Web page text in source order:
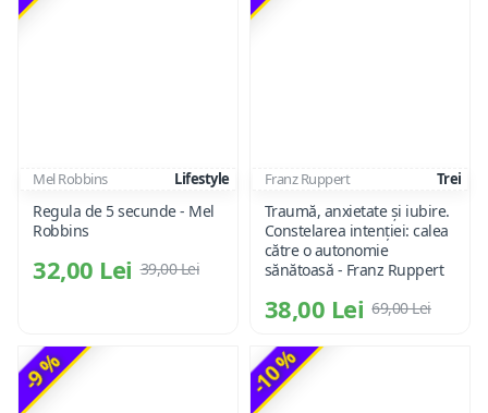
Mel Robbins Lifestyle
Regula de 5 secunde - Mel
Robbins
32,00 Lei 39,00 Lei
Franz Ruppert Trei
Traumă, anxietate și iubire.
Constelarea intenției: calea
către o autonomie
sănătoasă - Franz Ruppert
38,00 Lei 69,00 Lei
-9 % -10 %